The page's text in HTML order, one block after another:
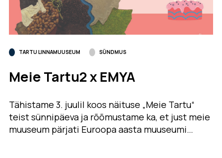
TARTU LINNAMUUSEUM SÜNDMUS
Meie Tartu2 x EMYA
Tähistame 3. juulil koos näituse „Meie Tartu“
teist sünnipäeva ja rõõmustame ka, et just meie
muuseum pärjati Euroopa aasta muuseumi…